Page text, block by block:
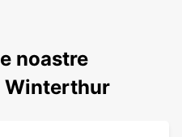
noastre
Winterthur